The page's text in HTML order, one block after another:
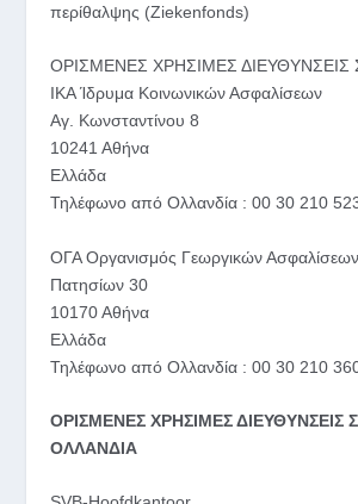
περίθαλψης (Ziekenfonds)
ΟΡΙΣΜΕΝΕΣ ΧΡΗΣΙΜΕΣ
IKA Ίδρυμα Κοινωνικών Ασφαλίσεων
Αγ. Κωνσταντίνου 8
10241 Αθήνα
Ελλάδα
Τηλέφωνο από Ολλανδία : 00 30 210
OΓΑ Οργανισμός Γεωργικών Ασφαλίσεων
Πατησίων 30
10170 Αθήνα
Ελλάδα
Τηλέφωνο από Ολλανδία : 00 30 210
ΟΡΙΣΜΕΝΕΣ ΧΡΗΣΙΜΕΣ ΔΙΕΥΘΥΝΣΕΙΣ
ΟΛΛΑΝΔΙΑ